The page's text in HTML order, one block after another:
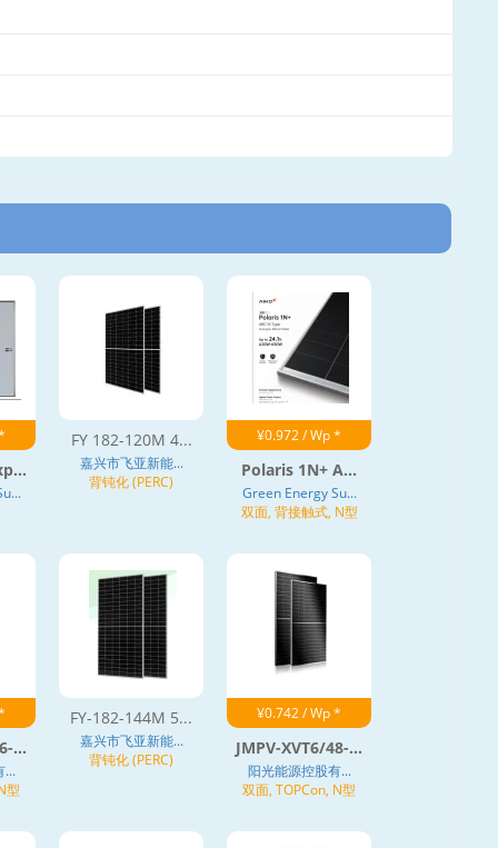
FY 182-120M 4...
嘉兴市飞亚新能...
背钝化 (PERC)
¥0.972 / Wp *
Polaris 1N+ A...
Green Energy Su...
双面, 背接触式, N型
...
...
型
FY-182-144M 5...
嘉兴市飞亚新能...
背钝化 (PERC)
¥0.742 / Wp *
JMPV-XVT6/48-...
阳光能源控股有...
双面, TOPCon, N型